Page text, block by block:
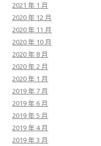
2021 年 1 月
2020 年 12 月
2020 年 11 月
2020 年 10 月
2020 年 8 月
2020 年 2 月
2020 年 1 月
2019 年 7 月
2019 年 6 月
2019 年 5 月
2019 年 4 月
2019 年 3 月